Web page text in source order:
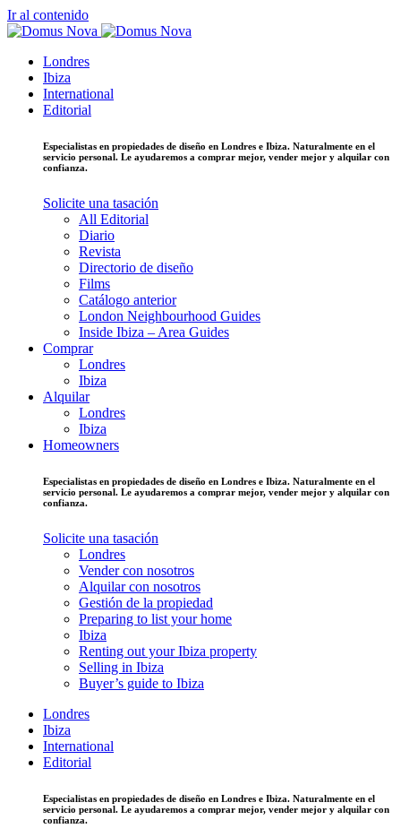
Ir al contenido
Londres
Ibiza
International
Editorial
Especialistas en propiedades de diseño en Londres e Ibiza. Naturalmente en el
servicio personal. Le ayudaremos a comprar mejor, vender mejor y alquilar con
confianza.
Solicite una tasación
All Editorial
Diario
Revista
Directorio de diseño
Films
Catálogo anterior
London Neighbourhood Guides
Inside Ibiza – Area Guides
Comprar
Londres
Ibiza
Alquilar
Londres
Ibiza
Homeowners
Especialistas en propiedades de diseño en Londres e Ibiza. Naturalmente en el
servicio personal. Le ayudaremos a comprar mejor, vender mejor y alquilar con
confianza.
Solicite una tasación
Londres
Vender con nosotros
Alquilar con nosotros
Gestión de la propiedad
Preparing to list your home
Ibiza
Renting out your Ibiza property
Selling in Ibiza
Buyer’s guide to Ibiza
Londres
Ibiza
International
Editorial
Especialistas en propiedades de diseño en Londres e Ibiza. Naturalmente en el
servicio personal. Le ayudaremos a comprar mejor, vender mejor y alquilar con
confianza.